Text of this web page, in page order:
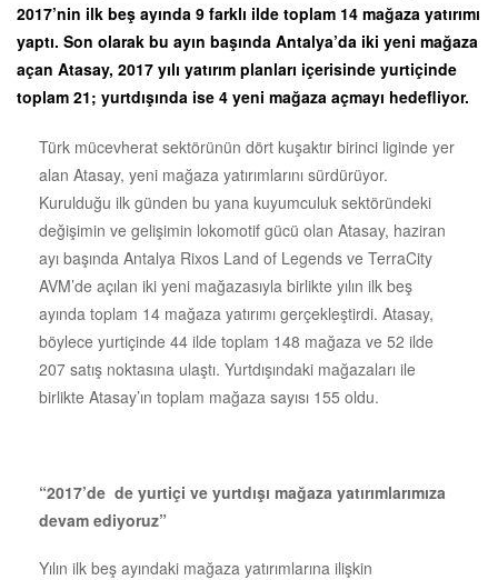
2017’nin ilk beş ayında 9 farklı ilde toplam 14 mağaza yatırımı
yaptı. Son olarak bu ayın başında Antalya’da iki yeni mağaza
açan Atasay, 2017 yılı yatırım planları içerisinde yurtiçinde
toplam 21; yurtdışında ise 4 yeni mağaza açmayı hedefliyor.
Türk mücevherat sektörünün dört kuşaktır birinci liginde yer
alan Atasay, yeni mağaza yatırımlarını sürdürüyor.
Kurulduğu ilk günden bu yana kuyumculuk sektöründeki
değişimin ve gelişimin lokomotif gücü olan Atasay, haziran
ayı başında Antalya Rixos Land of Legends ve TerraCity
AVM’de açılan iki yeni mağazasıyla birlikte yılın ilk beş
ayında toplam 14 mağaza yatırımı gerçekleştirdi. Atasay,
böylece yurtiçinde 44 ilde toplam 148 mağaza ve 52 ilde
207 satış noktasına ulaştı. Yurtdışındaki mağazaları ile
birlikte Atasay’ın toplam mağaza sayısı 155 oldu.
“2017’de de yurtiçi ve yurtdışı mağaza yatırımlarımıza
devam ediyoruz”
Yılın ilk beş ayındaki mağaza yatırımlarına ilişkin